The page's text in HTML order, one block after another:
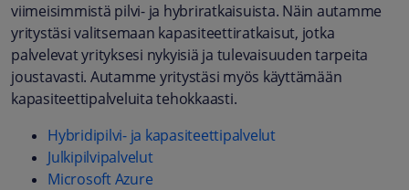
viimeisimmistä pilvi- ja hybriratkaisuista. Näin autamme
yritystäsi valitsemaan kapasiteettiratkaisut, jotka
palvelevat yrityksesi nykyisiä ja tulevaisuuden tarpeita
joustavasti. Autamme yritystäsi myös käyttämään
kapasiteettipalveluita tehokkaasti.
Hybridipilvi- ja kapasiteettipalvelut
Julkipilvipalvelut
Microsoft Azure